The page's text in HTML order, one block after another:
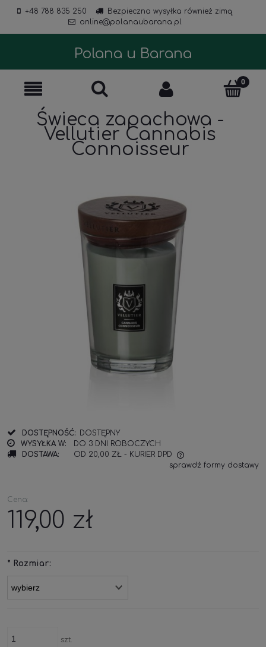
+48 788 835 250
Bezpieczna wysyłka również zimą
online@polanaubarana.pl
Polana u Barana
Świeca zapachowa -
Vellutier Cannabis
Connoisseur
DOSTĘPNOŚĆ:
DOSTĘPNY
WYSYŁKA W:
DO 3 DNI ROBOCZYCH
DOSTAWA:
OD 20,00 ZŁ - KURIER DPD
sprawdź formy dostawy
Cena:
119,00 zł
* Rozmiar:
szt.